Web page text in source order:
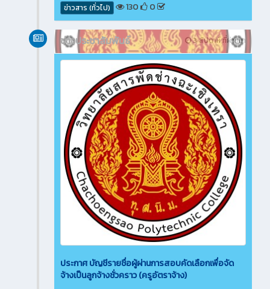
ข่าวสาร (ทั่วไป) 130 0
3 สัปดาห์ ที่ผ่านมา
ข่าวประชาสัมพันธ์
ประกาศ บัญชีรายชื่อผู้ผ่านการสอบคัดเลือกเพื่อจัด
จ้างเป็นลูกจ้างชั่วคราว (ครูอัตราจ้าง)